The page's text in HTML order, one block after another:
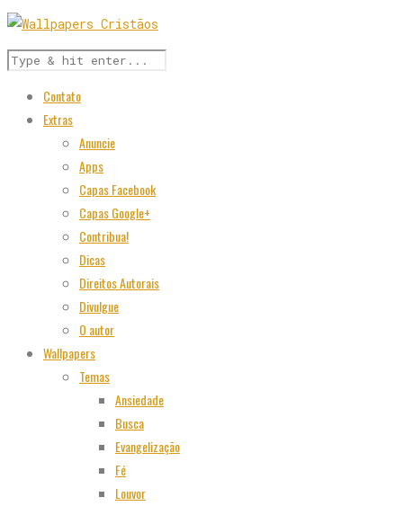
Contato
Extras
Anuncie
Apps
Capas Facebook
Capas Google+
Contribua!
Dicas
Direitos Autorais
Divulgue
O autor
Wallpapers
Temas
Ansiedade
Busca
Evangelização
Fé
Louvor